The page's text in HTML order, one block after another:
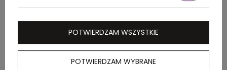
zewnętrznego
POTWIERDZAM WYBRANE
POTWIERDZAM WSZYSTKIE